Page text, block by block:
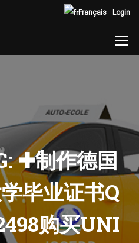
Login
Français
✚制作德国
毕业证书Q
购买UNI